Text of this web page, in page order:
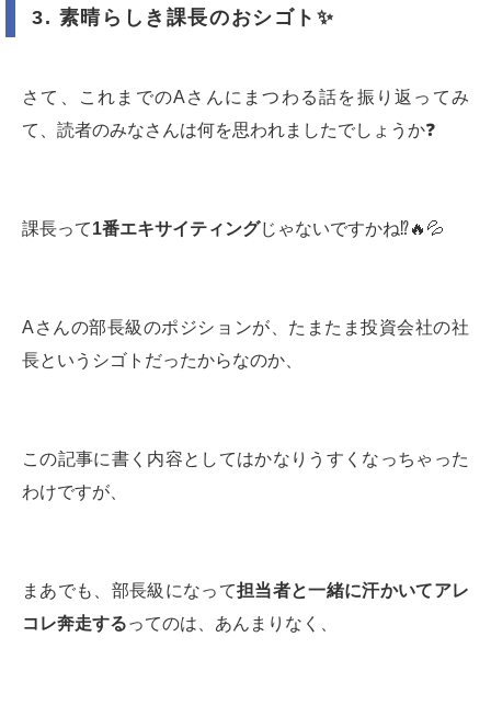
3. 素晴らしき課長のおシゴト✨
さて、これまでのAさんにまつわる話を振り返ってみ
て、読者のみなさんは何を思われましたでしょうか❓
課長って1番エキサイティングじゃないですかね⁉️🔥💦
Aさんの部長級のポジションが、たまたま投資会社の社
長というシゴトだったからなのか、
この記事に書く内容としてはかなりうすくなっちゃった
わけですが、
まあでも、部長級になって担当者と一緒に汗かいてアレ
コレ奔走するってのは、あんまりなく、